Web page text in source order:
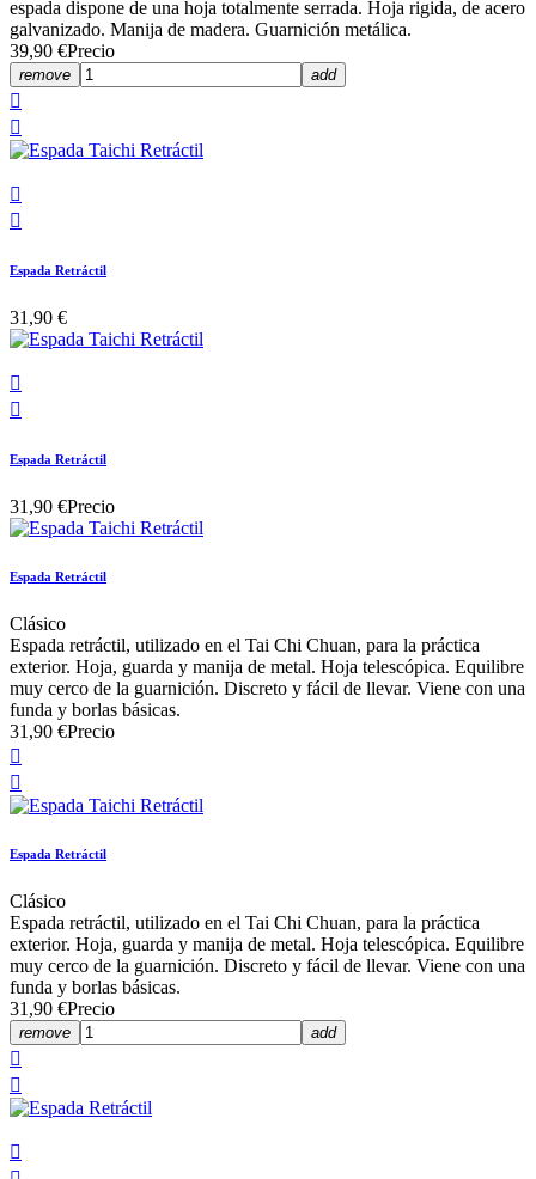
espada dispone de una hoja totalmente serrada. Hoja rigida, de acero
galvanizado. Manija de madera. Guarnición metálica.
39,90 €Precio
remove add




Espada Retráctil
31,90 €


Espada Retráctil
31,90 €Precio
Espada Retráctil
Clásico
Espada retráctil, utilizado en el Tai Chi Chuan, para la práctica
exterior. Hoja, guarda y manija de metal. Hoja telescópica. Equilibre
muy cerco de la guarnición. Discreto y fácil de llevar. Viene con una
funda y borlas básicas.
31,90 €Precio


Espada Retráctil
Clásico
Espada retráctil, utilizado en el Tai Chi Chuan, para la práctica
exterior. Hoja, guarda y manija de metal. Hoja telescópica. Equilibre
muy cerco de la guarnición. Discreto y fácil de llevar. Viene con una
funda y borlas básicas.
31,90 €Precio
remove add


